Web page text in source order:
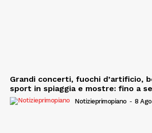
Grandi concerti, fuochi d’artificio,
sport in spiaggia e mostre: fino a
Notizieprimopiano - 8